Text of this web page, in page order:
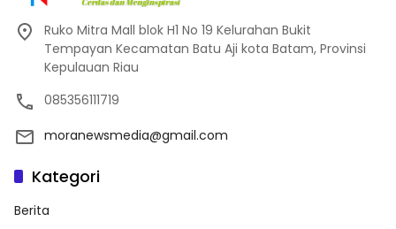
Ruko Mitra Mall blok H1 No 19 Kelurahan Bukit
Tempayan Kecamatan Batu Aji kota Batam, Provinsi
Kepulauan Riau
085356111719
moranewsmedia@gmail.com
Kategori
Berita